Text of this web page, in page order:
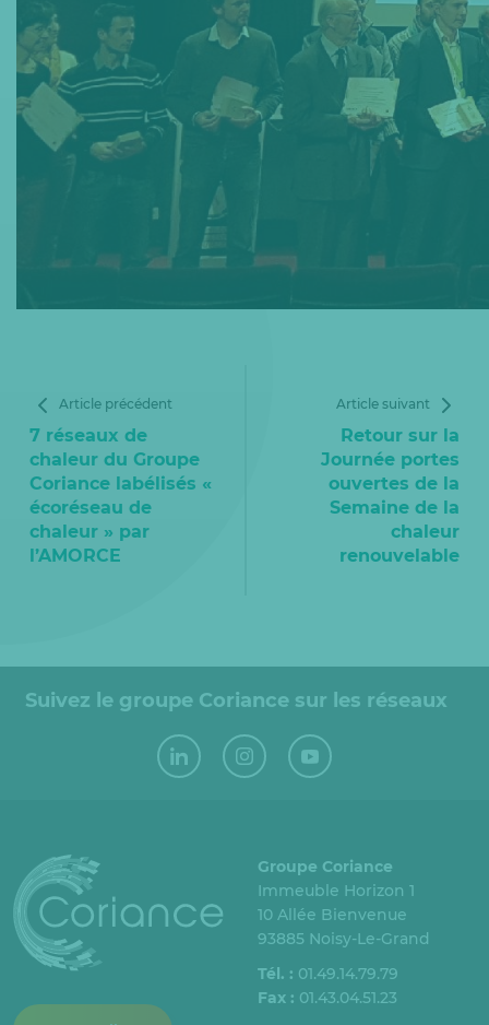
Article précédent
7 réseaux de
chaleur du Groupe
Coriance labélisés «
écoréseau de
chaleur » par
l’AMORCE
Article suivant
Retour sur la
Journée portes
ouvertes de la
Semaine de la
chaleur
renouvelable
Suivez le groupe Coriance sur les réseaux
Groupe Coriance
Immeuble Horizon 1
10 Allée Bienvenue
93885 Noisy-Le-Grand
Tél. : 01.49.14.79.79
Fax : 01.43.04.51.23